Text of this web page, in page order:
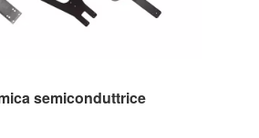
semiconduttrice